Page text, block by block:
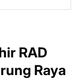
RAD
Raya